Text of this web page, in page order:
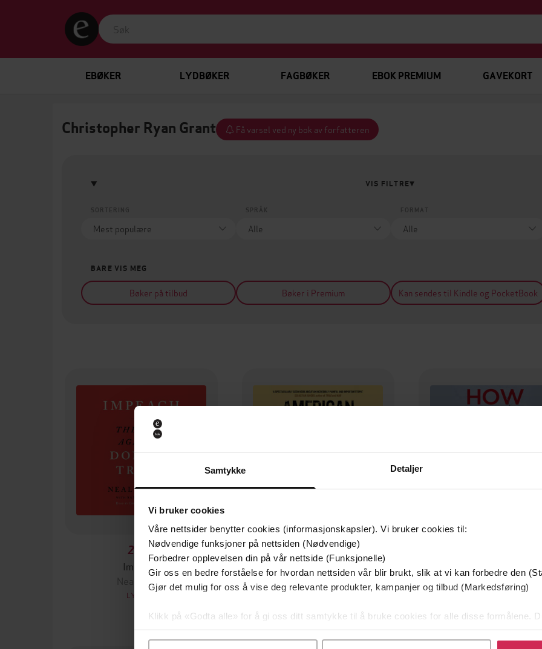
Samtykke Detaljer
Vi bruker cookies
Våre nettsider benytter cookies (informasjonskapsler). Vi bruker cookies til:
Nødvendige funksjoner på nettsiden (Nødvendige)
Forbedrer opplevelsen din på vår nettside (Funksjonelle)
Gir oss en bedre forståelse for hvordan nettsiden vår blir brukt, slik at vi kan forbedre den
Gjør det mulig for oss å vise deg relevante produkter, kampanjer og tilbud (Markedsføring)
Klikk på «Godta alle» for å gi oss ditt samtykke til å bruke cookies for alle disse formålene.
samtykke til spesifikke formål ved å klikke på «Tilpass». Du kan når som helst trekke
EBØKER LYDBØKER FAGBØKER EBOK PREMIUM GAVEKORT
Christopher Ryan Grant Få varsel ved ny bok av forfatteren
VIS FILTRE
BARE VIS MEG
Bøker på tilbud Bøker i Premium Kan sendes til Kindle og PocketBook
213,-
Impeach
Neal Katyal
LYDBOK
236,-
American Cipher
Matt Farwell
LYDBOK
How Will I Know You?
Jessica Treadway